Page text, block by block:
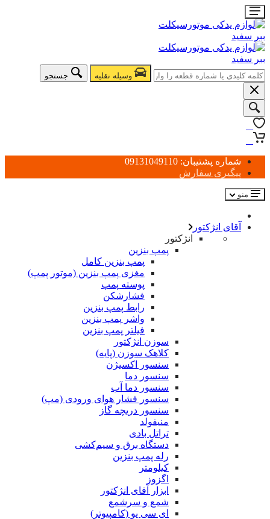
وسیله نقلیه جستجو
شماره پشتیبان: 09131049110
پیگیری سفارش
منو
آقای انژکتور
انژکتور
پمپ بنزین
پمپ بنزین کامل
مغزی پمپ بنزین (موتور پمپ)
پوسته پمپ
فشارشکن
رابط پمپ بنزین
واشر پمپ بنزین
فیلتر پمپ بنزین
سوزن انژکتور
کلاهک سوزن (پایه)
سنسور اکسیژن
سنسور دما
سنسور دما آب
سنسور فشار هوای ورودی (مپ)
سنسور دریچه گاز
منیفولد
تراتل بادی
دستگاه برق و سیم‌کشی
رله پمپ بنزین
کیلومتر
اگزوز
ابزار آقای انژکتور
شمع و سرشمع
ای سی یو (کامپیوتر)